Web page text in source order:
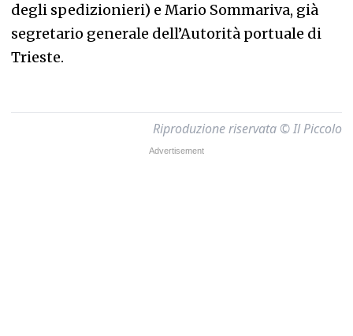
degli spedizionieri) e Mario Sommariva, già
segretario generale dell’Autorità portuale di
Trieste.
Riproduzione riservata © Il Piccolo